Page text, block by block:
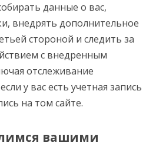
данные о вас,
внедрять дополнительное
стороной и следить за
с внедренным
отслеживание
у вас есть учетная запись
на том сайте.
вашими